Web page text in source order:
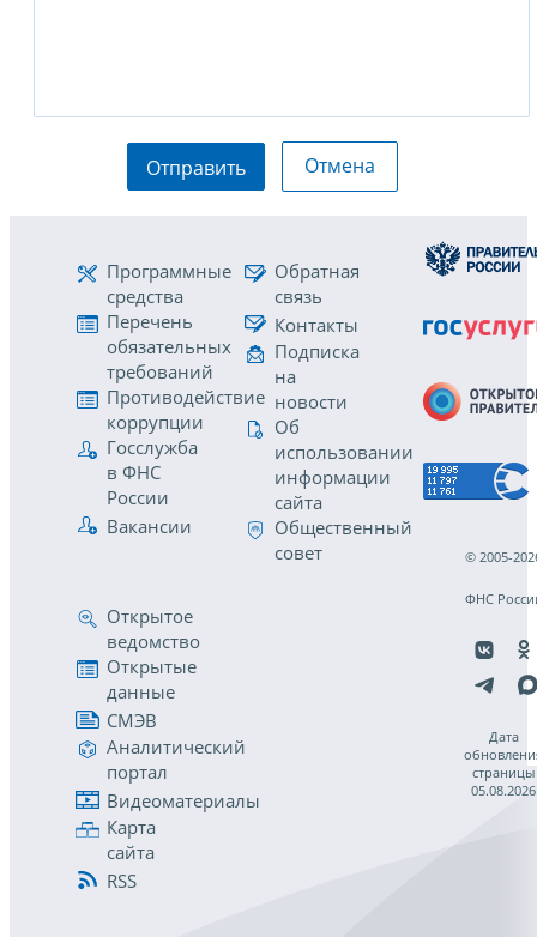
Отправить Отмена
Программные
средства
Перечень
обязательных
требований
Противодействие
коррупции
Госслужба
в ФНС
России
Вакансии
Обратная
связь
Контакты
Подписка
на
новости
Об
использовании
информации
сайта
Общественный
совет
Открытое
ведомство
Открытые
данные
СМЭВ
Аналитический
портал
Видеоматериалы
Карта
сайта
RSS
© 2005-
ФНС
Дата
страницы
05.08.2026